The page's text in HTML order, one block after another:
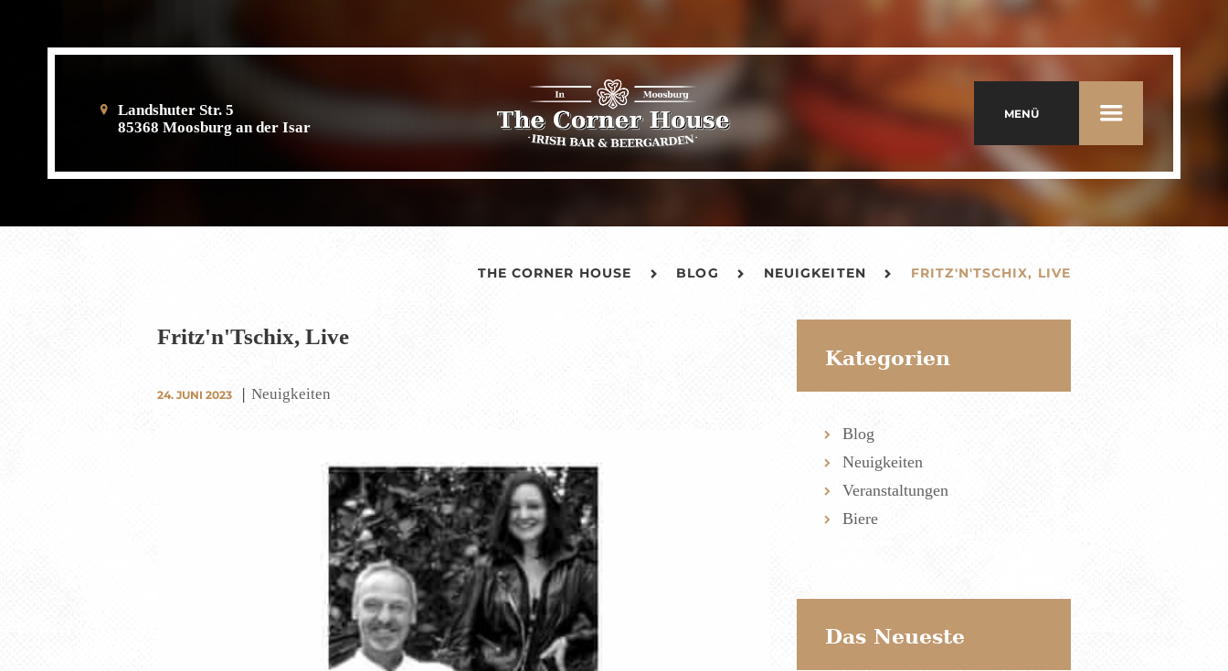
Landshuter Str. 5
85368 Moosburg an der Isar
MENÜ
THE CORNER HOUSE BLOG NEUIGKEITEN FRITZ'N'TSCHIX, LIVE
Fritz'n'Tschix, Live
24. JUNI 2023 Neuigkeiten
Kategorien
Blog
Neuigkeiten
Veranstaltungen
Biere
Das Neueste